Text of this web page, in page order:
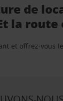
de
la route
et offrez-vous